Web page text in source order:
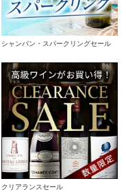
シャンパン・スパークリングセール
クリアランスセール